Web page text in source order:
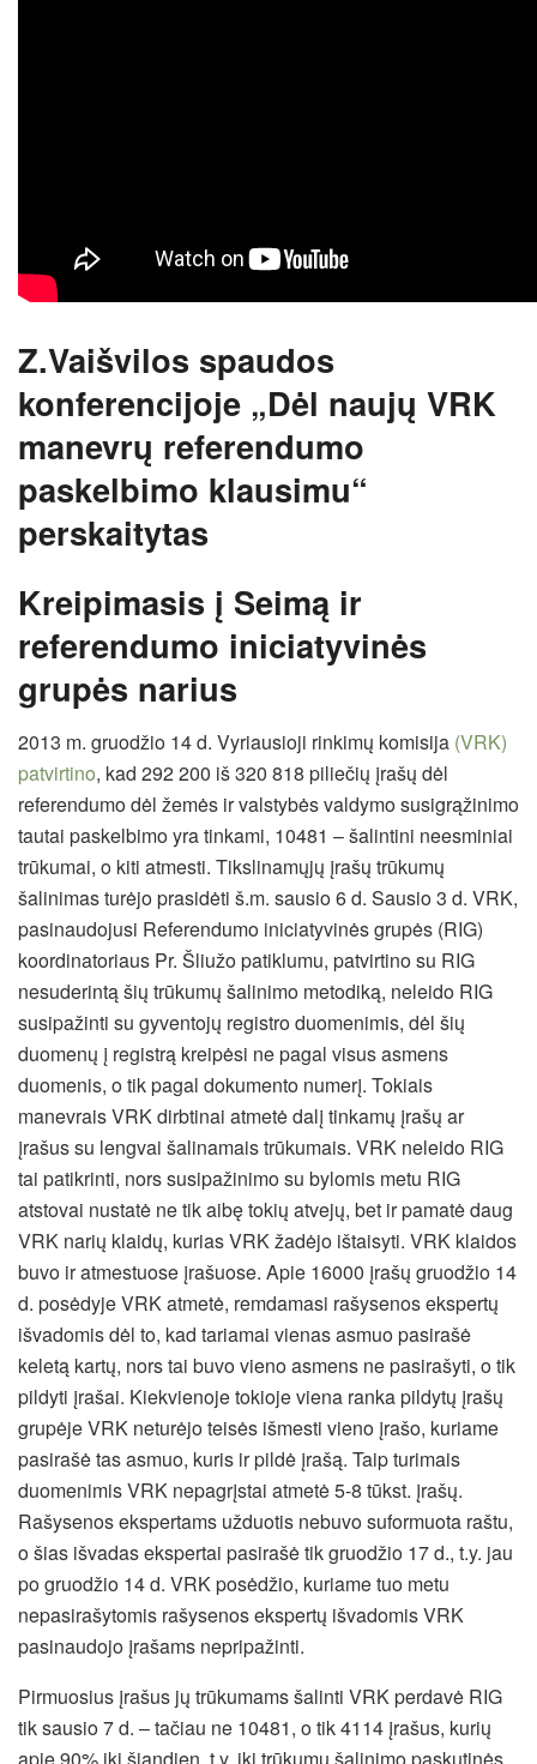
Z.Vaišvilos spaudos
konferencijoje „Dėl naujų VRK
manevrų referendumo
paskelbimo klausimu“
perskaitytas
Kreipimasis į Seimą ir
referendumo iniciatyvinės
grupės narius
2013 m. gruodžio 14 d. Vyriausioji rinkimų komisija (VRK)
patvirtino, kad 292 200 iš 320 818 piliečių įrašų dėl
referendumo dėl žemės ir valstybės valdymo susigrąžinimo
tautai paskelbimo yra tinkami, 10481 – šalintini neesminiai
trūkumai, o kiti atmesti. Tikslinamųjų įrašų trūkumų
šalinimas turėjo prasidėti š.m. sausio 6 d. Sausio 3 d. VRK,
pasinaudojusi Referendumo iniciatyvinės grupės (RIG)
koordinatoriaus Pr. Šliužo patiklumu, patvirtino su RIG
nesuderintą šių trūkumų šalinimo metodiką, neleido RIG
susipažinti su gyventojų registro duomenimis, dėl šių
duomenų į registrą kreipėsi ne pagal visus asmens
duomenis, o tik pagal dokumento numerį. Tokiais
manevrais VRK dirbtinai atmetė dalį tinkamų įrašų ar
įrašus su lengvai šalinamais trūkumais. VRK neleido RIG
tai patikrinti, nors susipažinimo su bylomis metu RIG
atstovai nustatė ne tik aibę tokių atvejų, bet ir pamatė daug
VRK narių klaidų, kurias VRK žadėjo ištaisyti. VRK klaidos
buvo ir atmestuose įrašuose. Apie 16000 įrašų gruodžio 14
d. posėdyje VRK atmetė, remdamasi rašysenos ekspertų
išvadomis dėl to, kad tariamai vienas asmuo pasirašė
keletą kartų, nors tai buvo vieno asmens ne pasirašyti, o tik
pildyti įrašai. Kiekvienoje tokioje viena ranka pildytų įrašų
grupėje VRK neturėjo teisės išmesti vieno įrašo, kuriame
pasirašė tas asmuo, kuris ir pildė įrašą. Taip turimais
duomenimis VRK nepagrįstai atmetė 5-8 tūkst. įrašų.
Rašysenos ekspertams užduotis nebuvo suformuota raštu,
o šias išvadas ekspertai pasirašė tik gruodžio 17 d., t.y. jau
po gruodžio 14 d. VRK posėdžio, kuriame tuo metu
nepasirašytomis rašysenos ekspertų išvadomis VRK
pasinaudojo įrašams nepripažinti.
Pirmuosius įrašus jų trūkumams šalinti VRK perdavė RIG
tik sausio 7 d. – tačiau ne 10481, o tik 4114 įrašus, kurių
apie 90% iki šiandien, t.y. iki trūkumų šalinimo paskutinės